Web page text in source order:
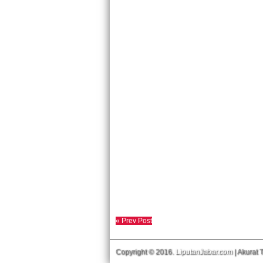
« Prev Post
Copyright © 2016. LiputanJabar.com| Akurat